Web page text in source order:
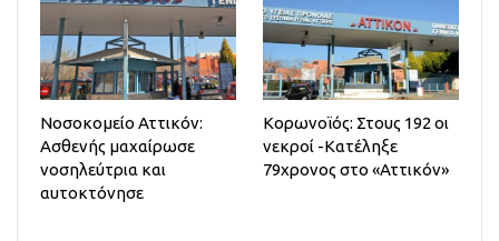
Νοσοκομείο Αττικόν:
Ασθενής μαχαίρωσε
νοσηλεύτρια και
αυτοκτόνησε
Κορωνοϊός: Στους 192 οι
νεκροί -Κατέληξε
79χρονος στο «Αττικόν»